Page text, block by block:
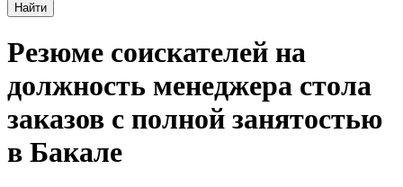
Найти
Резюме соискателей на
должность менеджера стола
заказов с полной занятостью
в Бакале